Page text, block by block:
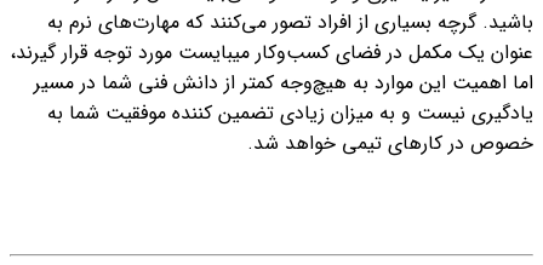
باشید. گرچه بسیاری از افراد تصور می‌کنند که مهارت‌های نرم به
عنوان یک مکمل در فضای کسب‌و‌کار میبایست مورد توجه قرار گیرند،
اما اهمیت این موارد به هیچ‌وجه کمتر از دانش فنی شما در مسیر
یادگیری نیست و به میزان زیادی تضمین کننده موفقیت شما به
خصوص در کارهای تیمی خواهد شد.